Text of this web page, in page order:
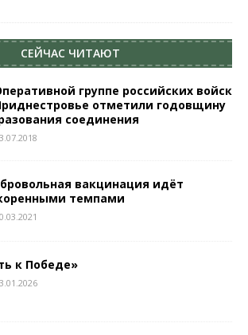
СЕЙЧАС ЧИТАЮТ
группе российских войск
отметили годовщину
соединения
вакцинация идёт
темпами
к Победе»